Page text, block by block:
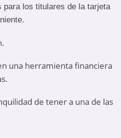
para los titulares de la tarjeta
una herramienta financiera
de tener a una de las